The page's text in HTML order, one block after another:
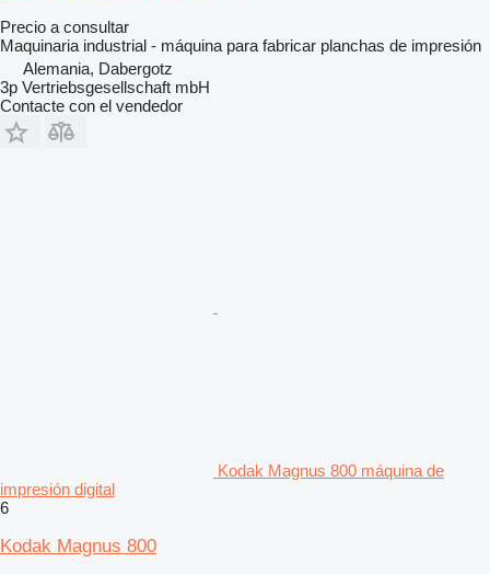
Precio a consultar
Maquinaria industrial - máquina para fabricar planchas de impresión
Alemania, Dabergotz
3p Vertriebsgesellschaft mbH
Contacte con el vendedor
Kodak Magnus 800 máquina de
impresión digital
6
Kodak Magnus 800